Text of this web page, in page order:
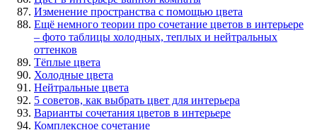
Изменение пространства с помощью цвета
Ещё немного теории про сочетание цветов в интерьере
– фото таблицы холодных, теплых и нейтральных
оттенков
Тёплые цвета
Холодные цвета
Нейтральные цвета
5 советов, как выбрать цвет для интерьера
Варианты сочетания цветов в интерьере
Комплексное сочетание